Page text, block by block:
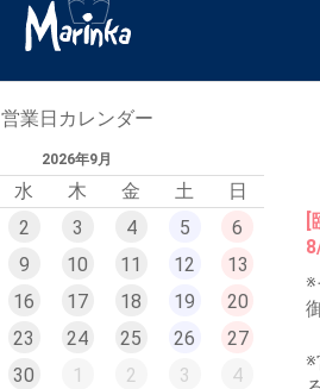
営業日カレンダー
2026年9月
水 木 金 土
日
2 3 4 5
6
9 10 11 12
13
16 17 18 19
20
23 24 25 26
27
30 1 2 3 4
[